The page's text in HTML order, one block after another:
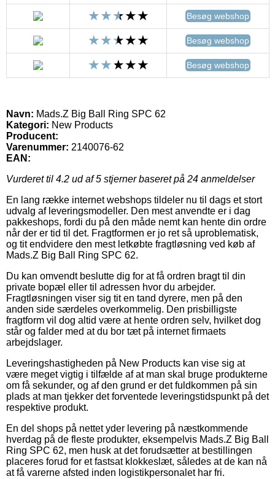
Besøg webshop
Besøg webshop
Besøg webshop
Navn: Mads.Z Big Ball Ring SPC 62
Kategori: New Products
Producent:
Varenummer: 2140076-62
EAN:
Vurderet til 4.2 ud af 5 stjerner baseret på 24 anmeldelser
En lang række internet webshops tildeler nu til dags et stort
udvalg af leveringsmodeller. Den mest anvendte er i dag
pakkeshops, fordi du på den måde nemt kan hente din ordre
når der er tid til det. Fragtformen er jo ret så uproblematisk,
og tit endvidere den mest letkøbte fragtløsning ved køb af
Mads.Z Big Ball Ring SPC 62.
Du kan omvendt beslutte dig for at få ordren bragt til din
private bopæl eller til adressen hvor du arbejder.
Fragtløsningen viser sig tit en tand dyrere, men på den
anden side særdeles overkommelig. Den prisbilligste
fragtform vil dog altid være at hente ordren selv, hvilket dog
står og falder med at du bor tæt på internet firmaets
arbejdslager.
Leveringshastigheden på New Products kan vise sig at
være meget vigtig i tilfælde af at man skal bruge produkterne
om få sekunder, og af den grund er det fuldkommen på sin
plads at man tjekker det forventede leveringstidspunkt på det
respektive produkt.
En del shops på nettet yder levering på næstkommende
hverdag på de fleste produkter, eksempelvis Mads.Z Big Ball
Ring SPC 62, men husk at det forudsætter at bestillingen
placeres forud for et fastsat klokkeslæt, således at de kan nå
at få varerne afsted inden logistikpersonalet har fri.